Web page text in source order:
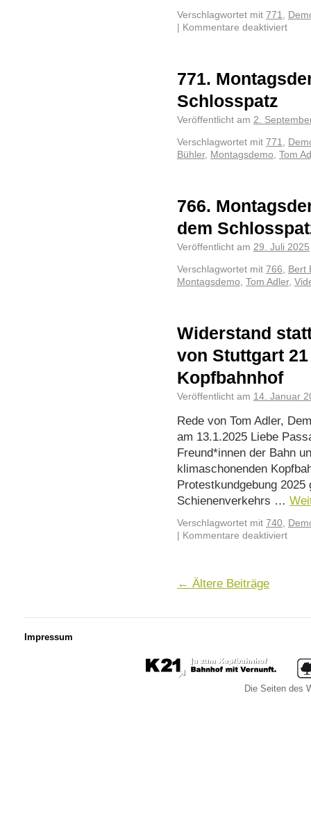
Verschlagwortet mit 771,
Kommentare deaktiviert
771.
Schlosspatz
Veröffentlicht am 2.
Verschlagwortet mit 771,
Bühler, Montagsdemo, Tom
766.
dem
Veröffentlicht am 29. Juli 2025
Verschlagwortet mit 766, Bert
Montagsdemo, Tom Adler,
Widerstand
von Stuttgart
Kopfbahnhof
Veröffentlicht am 14. Januar
Rede von Tom Adler,
am 13.1.2025 Liebe
Freund*innen der Bahn
klimaschonenden
Protestkundgebung
Schienenverkehrs …
Verschlagwortet mit 740,
Kommentare deaktiviert
← Ältere Beiträge
Impressum
Die Seiten des